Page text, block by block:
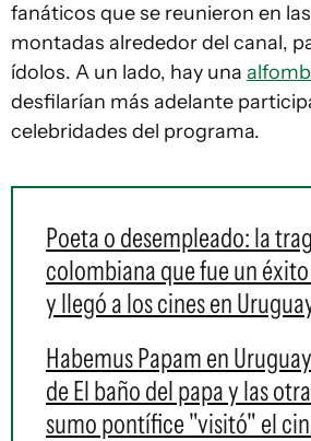
fanáticos que se reunieron en
montadas alrededor del canal,
ídolos. A un lado, hay una
desfilarían más adelante
celebridades del programa.
Poeta o desempleado: la
colombiana que fue un
y llegó a los cines en
Habemus Papam en
de El baño del papa y las
sumo pontífice "visitó" el